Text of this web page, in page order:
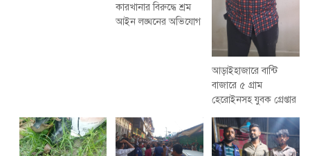
কারখানার বিরুদ্ধে শ্রম
আইন লঙ্ঘনের অভিযোগ
আড়াইহাজারে বান্টি
বাজারে ৫ গ্রাম
হেরোইনসহ যুবক গ্রেপ্তার